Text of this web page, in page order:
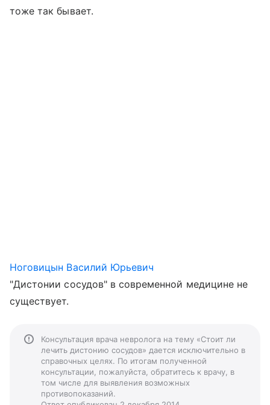
тоже так бывает.
Ноговицын Василий Юрьевич
"Дистонии сосудов" в современной медицине не
существует.
Консультация врача невролога на тему «Стоит ли
лечить дистонию сосудов» дается исключительно в
справочных целях. По итогам полученной
консультации, пожалуйста, обратитесь к врачу, в
том числе для выявления возможных
противопоказаний.